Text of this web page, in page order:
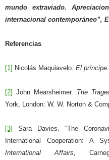
mundo extraviado.
internacional contemporáneo”,
Referencias
[1] Nicolás Maquiavelo. El príncipe.
[2] John Mearsheimer. The
York, London: W. W. Norton &
[3] Sara Davies. “The
International Cooperation: A
International Affairs,